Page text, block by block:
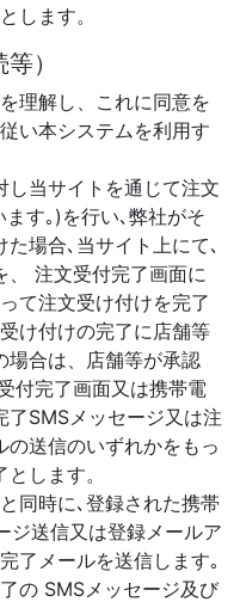
します。
）
理解し、これに同意を
い本システムを利用す
し当サイトを通じて注文
す｡)を行い､弊社がそ
場合､当サイト上にて､
、 注文受付完了画面に
て注文受け付けを完了
け付けの完了に店舗等
場合は、店舗等が承認
付完了画面又は携帯電
了SMSメッセージ又は注
の送信のいずれかをもっ
します。
同時に､登録された携帯
ジ送信又は登録メールア
了メールを送信します｡
の SMSメッセージ及び